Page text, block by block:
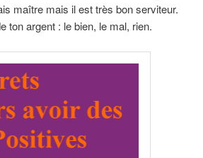
maître mais il est très bon serviteur.
ton argent : le bien, le mal, rien.